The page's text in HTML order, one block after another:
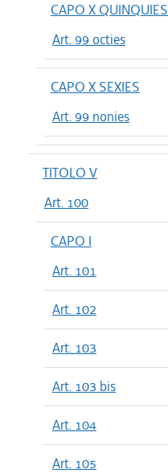
CAPO X QUINQUIES
Art. 99 octies
CAPO X SEXIES
Art. 99 nonies
TITOLO V
Art. 100
CAPO I
Art. 101
Art. 102
Art. 103
Art. 103 bis
Art. 104
Art. 105